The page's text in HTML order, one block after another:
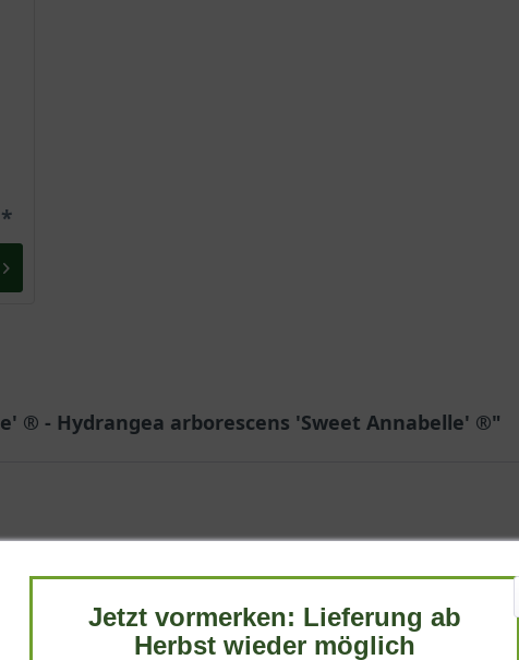
® - Hydrangea arborescens 'Sweet Annabelle' ®"
kräftig und bestens verpackt bei uns an. Die Pflanze wirkt sehr
Jetzt vormerken: Lieferung ab
Herbst wieder möglich